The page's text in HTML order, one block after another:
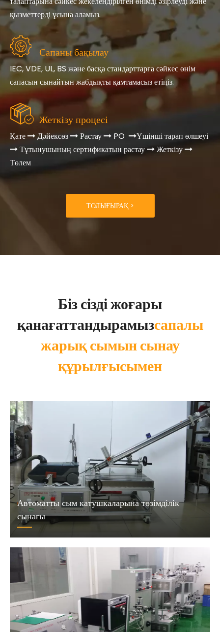
қызметтерді ұсына аламыз.
Сапаны бақылау
IEC, VDE, UL, BS және басқа стандарттарға сәйкес өнім
сапасын сынайтын жабдықты қамтамасыз етіңіз.
Жеткізу процесі
Қате  Дәйексөз  Растау  PO Үшінші тарап өлшеуі
 Тұтынушының сертификатын растау  Жеткізу
Төлем
ТОЛЫҒЫРАҚ >
Біз сізді жоғары
қанағаттандырамызсапалы
жарық сымын сынау
құрылғысымен
Автоматты сым катушкаларына төзімділік
сынағы